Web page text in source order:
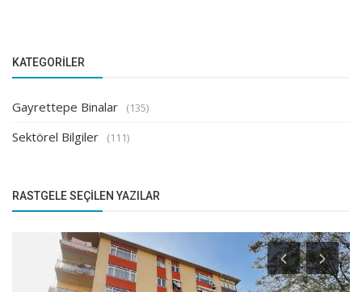
KATEGORILER
Gayrettepe Binalar (135)
Sektörel Bilgiler (111)
RASTGELE SEÇILEN YAZILAR